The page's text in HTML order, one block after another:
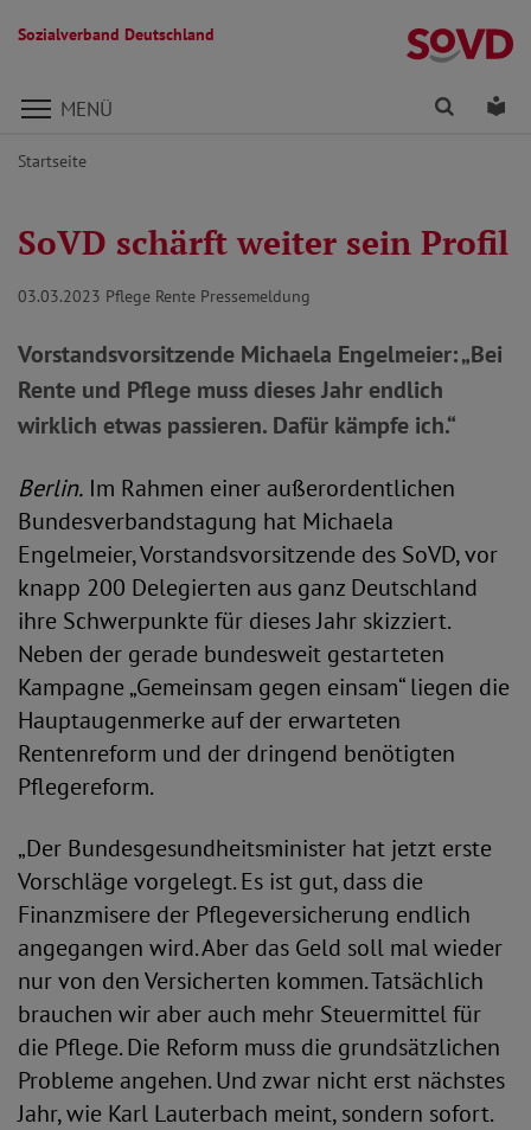
Sozialverband Deutschland
Direkt zu den Inhalten springen
MENÜ Finden
Startseite
SoVD schärft weiter sein Profil
03.03.2023 Pflege Rente Pressemeldung
Vorstandsvorsitzende Michaela Engelmeier: „Bei
Rente und Pflege muss dieses Jahr endlich
wirklich etwas passieren. Dafür kämpfe ich.“
Berlin. Im Rahmen einer außerordentlichen
Bundesverbandstagung hat Michaela
Engelmeier, Vorstandsvorsitzende des SoVD, vor
knapp 200 Delegierten aus ganz Deutschland
ihre Schwerpunkte für dieses Jahr skizziert.
Neben der gerade bundesweit gestarteten
Kampagne „Gemeinsam gegen einsam“ liegen die
Hauptaugenmerke auf der erwarteten
Rentenreform und der dringend benötigten
Pflegereform.
„Der Bundesgesundheitsminister hat jetzt erste
Vorschläge vorgelegt. Es ist gut, dass die
Finanzmisere der Pflegeversicherung endlich
angegangen wird. Aber das Geld soll mal wieder
nur von den Versicherten kommen. Tatsächlich
brauchen wir aber auch mehr Steuermittel für
die Pflege. Die Reform muss die grundsätzlichen
Probleme angehen. Und zwar nicht erst nächstes
Jahr, wie Karl Lauterbach meint, sondern sofort.